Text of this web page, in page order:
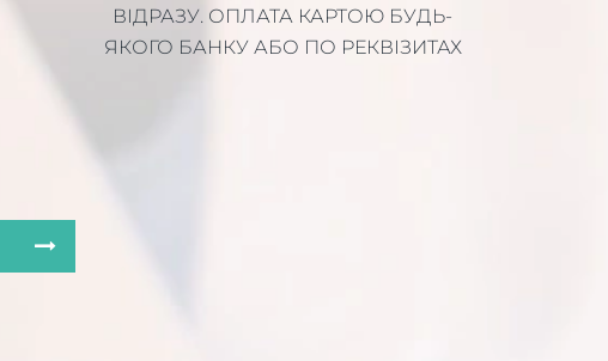
ВІДРАЗУ. ОПЛАТА КАРТОЮ БУДЬ-
ЯКОГО БАНКУ АБО ПО РЕКВІЗИТАХ